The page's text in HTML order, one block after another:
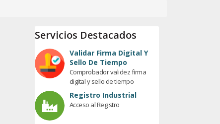
Servicios Destacados
Validar Firma Digital Y
Sello De Tiempo
Comprobador validez firma
digital y sello de tiempo
Registro Industrial
Acceso al Registro